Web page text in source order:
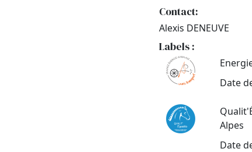
Contact:
Alexis DENEUVE
Labels :
Date
Alpes
Date